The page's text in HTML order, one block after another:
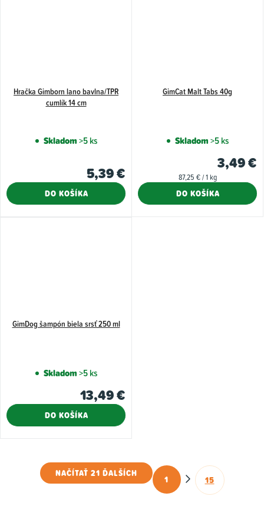
Hračka Gimborn lano bavlna/TPR
cumlík 14 cm
Skladom>5 ks
5,39 €
DO KOŠÍKA
GimCat Malt Tabs 40g
Skladom>5 ks
3,49 €
Jednotková
87,25 € / 1 kg
DO KOŠÍKA
GimDog šampón biela srsť 250 ml
Skladom>5 ks
13,49 €
DO KOŠÍKA
O
NAČÍTAŤ 21 ĎALŠÍCH
S
1 15